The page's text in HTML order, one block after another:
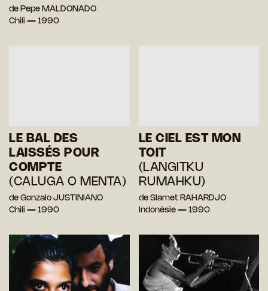
de Pepe MALDONADO
Chili — 1990
LE BAL DES
LAISSÉS POUR
COMPTE
(CALUGA O MENTA)
de Gonzalo JUSTINIANO
Chili — 1990
LE CIEL EST MON
TOIT
(LANGITKU
RUMAHKU)
de Slamet RAHARDJO
Indonésie — 1990